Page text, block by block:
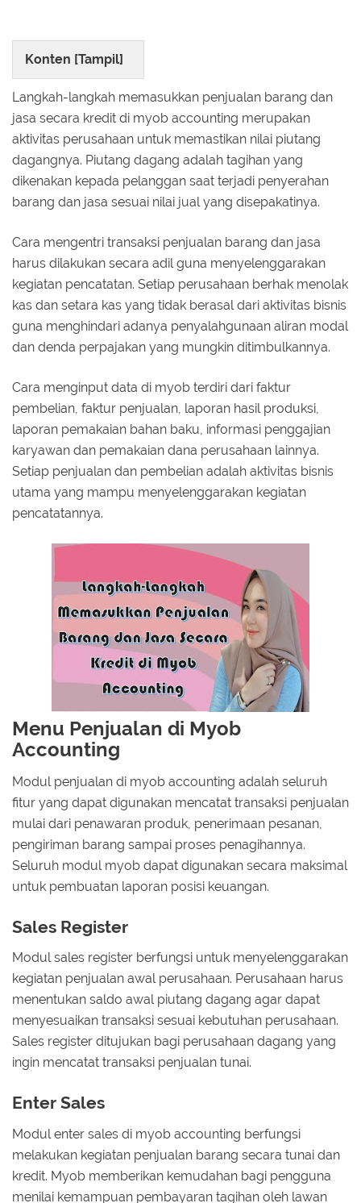
Konten [Tampil]
Langkah-langkah memasukkan penjualan barang dan
jasa secara kredit di myob accounting merupakan
aktivitas perusahaan untuk memastikan nilai piutang
dagangnya. Piutang dagang adalah tagihan yang
dikenakan kepada pelanggan saat terjadi penyerahan
barang dan jasa sesuai nilai jual yang disepakatinya.
Cara mengentri transaksi penjualan barang dan jasa
harus dilakukan secara adil guna menyelenggarakan
kegiatan pencatatan. Setiap perusahaan berhak menolak
kas dan setara kas yang tidak berasal dari aktivitas bisnis
guna menghindari adanya penyalahgunaan aliran modal
dan denda perpajakan yang mungkin ditimbulkannya.
Cara menginput data di myob terdiri dari faktur
pembelian, faktur penjualan, laporan hasil produksi,
laporan pemakaian bahan baku, informasi penggajian
karyawan dan pemakaian dana perusahaan lainnya.
Setiap penjualan dan pembelian adalah aktivitas bisnis
utama yang mampu menyelenggarakan kegiatan
pencatatannya.
Menu Penjualan di Myob
Accounting
Modul penjualan di myob accounting adalah seluruh
fitur yang dapat digunakan mencatat transaksi penjualan
mulai dari penawaran produk, penerimaan pesanan,
pengiriman barang sampai proses penagihannya.
Seluruh modul myob dapat digunakan secara maksimal
untuk pembuatan laporan posisi keuangan.
Sales Register
Modul sales register berfungsi untuk menyelenggarakan
kegiatan penjualan awal perusahaan. Perusahaan harus
menentukan saldo awal piutang dagang agar dapat
menyesuaikan transaksi sesuai kebutuhan perusahaan.
Sales register ditujukan bagi perusahaan dagang yang
ingin mencatat transaksi penjualan tunai.
Enter Sales
Modul enter sales di myob accounting berfungsi
melakukan kegiatan penjualan barang secara tunai dan
kredit. Myob memberikan kemudahan bagi pengguna
menilai kemampuan pembayaran tagihan oleh lawan